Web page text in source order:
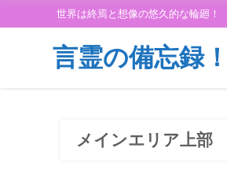
世界は終焉と想像の悠久的な輪廻！
言霊の備忘録！
メインエリア上部